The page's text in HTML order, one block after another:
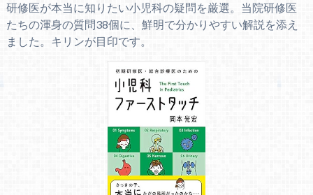
研修医が本当に知りたい小児科の疑問を厳選。当院研修医
たちの渾身の質問38個に、鮮明で分かりやすい解説を添え
ました。キリンが目印です。